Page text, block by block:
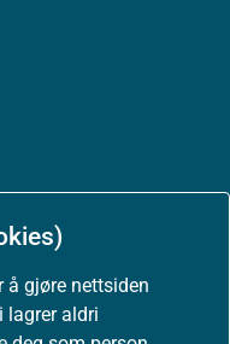
gjøre nettsiden
lagrer aldri